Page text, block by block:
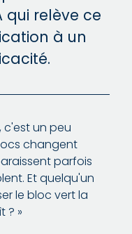
qui relève ce
à un
c'est un peu
changent
parfois
Et quelqu'un
le bloc vert la
? »